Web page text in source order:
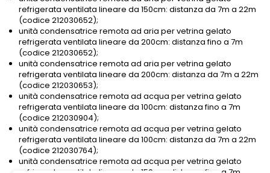
refrigerata ventilata lineare da 150cm: distanza da 7m a 22m
(codice 212030652);
unità condensatrice remota ad aria per vetrina gelato
refrigerata ventilata lineare da 200cm: distanza fino a 7m
(codice 212030652);
unità condensatrice remota ad aria per vetrina gelato
refrigerata ventilata lineare da 200cm: distanza da 7m a 22m
(codice 212030653);
unità condensatrice remota ad acqua per vetrina gelato
refrigerata ventilata lineare da 100cm: distanza fino a 7m
(codice 212030904);
unità condensatrice remota ad acqua per vetrina gelato
refrigerata ventilata lineare da 100cm: distanza da 7m a 22m
(codice 212030764);
unità condensatrice remota ad acqua per vetrina gelato